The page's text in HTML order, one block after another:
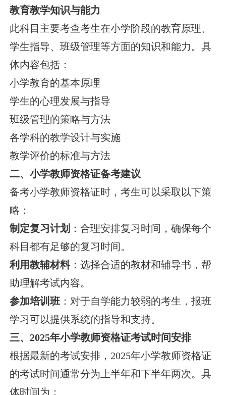
教育教学知识与能力
此科目主要考查考生在小学阶段的教育原理、
学生指导、班级管理等方面的知识和能力。具
体内容包括：
小学教育的基本原理
学生的心理发展与指导
班级管理的策略与方法
各学科的教学设计与实施
教学评价的标准与方法
二、小学教师资格证备考建议
备考小学教师资格证时，考生可以采取以下策
略：
制定复习计划 ：合理安排复习时间，确保每个
科目都有足够的复习时间。
利用教辅材料：选择合适的教材和辅导书，帮
助理解考试内容。
参加培训班：对于自学能力较弱的考生，报班
学习可以提供系统的指导和支持。
三、2025年小学教师资格证考试时间安排
根据最新的考试安排，2025年小学教师资格证
的考试时间通常分为上半年和下半年两次。具
体时间为：